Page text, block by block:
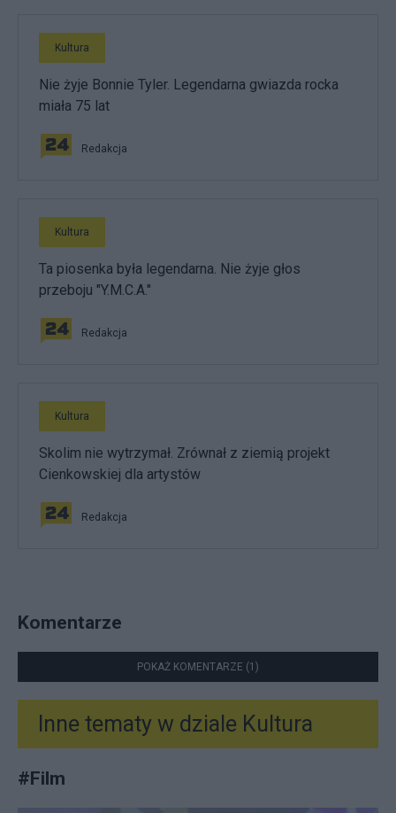
Kultura
Nie żyje Bonnie Tyler. Legendarna gwiazda rocka
miała 75 lat
Redakcja
Kultura
Ta piosenka była legendarna. Nie żyje głos
przeboju "Y.M.C.A."
Redakcja
Kultura
Skolim nie wytrzymał. Zrównał z ziemią projekt
Cienkowskiej dla artystów
Redakcja
Komentarze
POKAŻ KOMENTARZE (1)
Inne tematy w dziale Kultura
#Film